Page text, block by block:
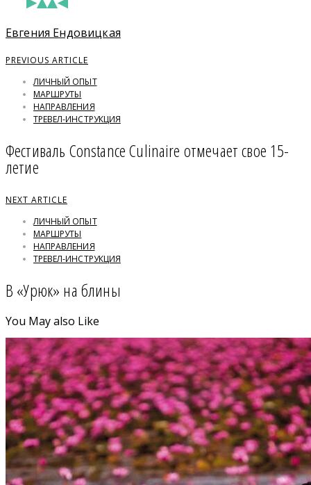
Евгения Ендовицкая
PREVIOUS ARTICLE
ЛИЧНЫЙ ОПЫТ
МАРШРУТЫ
НАПРАВЛЕНИЯ
ТРЕВЕЛ-ИНСТРУКЦИЯ
Фестиваль Constance Culinaire отмечает свое 15-
летие
NEXT ARTICLE
ЛИЧНЫЙ ОПЫТ
МАРШРУТЫ
НАПРАВЛЕНИЯ
ТРЕВЕЛ-ИНСТРУКЦИЯ
В «Урюк» на блины
You May also Like